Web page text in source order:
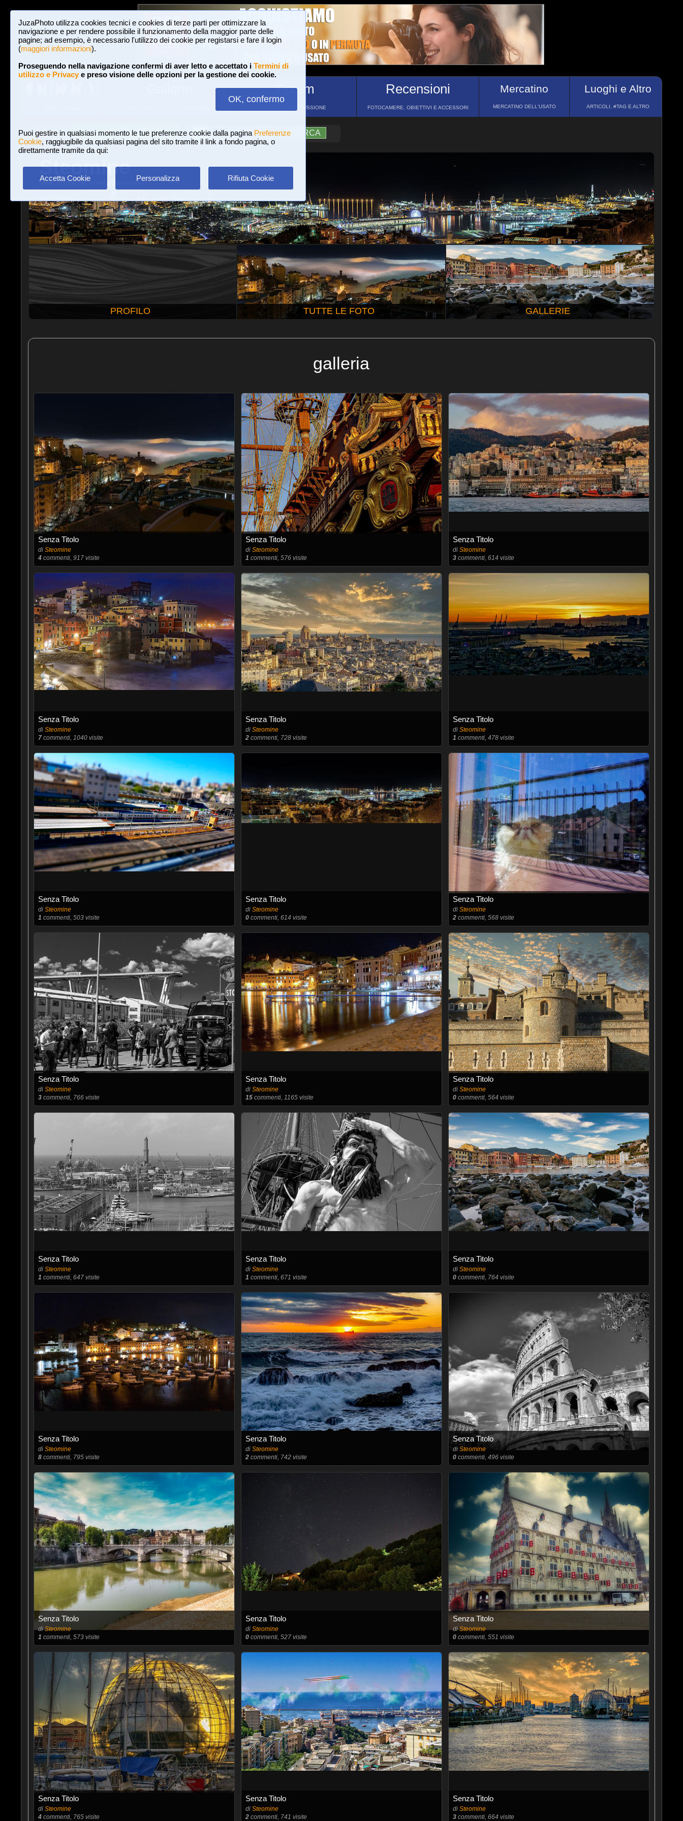
JuzaPhoto utilizza cookies tecnici e cookies di terze parti per ottimizzare la
navigazione e per rendere possibile il funzionamento della maggior parte delle
pagine; ad esempio, è necessario l'utilizzo dei cookie per registarsi e fare il login
(maggiori informazioni).
Proseguendo nella navigazione confermi di aver letto e accettato i Termini di
utilizzo e Privacye preso visione delle opzioni per la gestione dei cookie.
OK, confermo
Puoi gestire in qualsiasi momento le tue preferenze cookie dalla pagina Preferenze
Cookie, raggiugibile da qualsiasi pagina del sito tramite il link a fondo pagina, o
direttamente tramite da qui:
Accetta Cookie Personalizza Rifiuta Cookie
Forum
FORUM DI DISCUSSIONE
Recensioni
FOTOCAMERE, OBIETTIVI E ACCESSORI
Mercatino
MERCATINO DELL'USATO
Luoghi e Altro
ARTICOLI, #TAG E ALTRO
Login Iscriviti a JuzaPhoto! A A ?AIUTO RICERCA
Steomine
www.juzaphoto.com/p/Steomine
PROFILO TUTTE LE FOTO GALLERIE
galleria
Senza Titolo
di Steomine
4commenti, 917 visite
Senza Titolo
di Steomine
1 commenti, 576 visite
Senza Titolo
diSteomine
3 commenti, 614 visite
Senza Titolo
di Steomine
7commenti, 1040 visite
Senza Titolo
di Steomine
2commenti, 728 visite
Senza Titolo
diSteomine
1 commenti, 478 visite
Senza Titolo
di Steomine
1 commenti, 503 visite
Senza Titolo
di Steomine
0commenti, 614 visite
Senza Titolo
diSteomine
2 commenti, 568 visite
Senza Titolo
di Steomine
3commenti, 766 visite
Senza Titolo
di Steomine
15commenti, 1165 visite
Senza Titolo
diSteomine
0 commenti, 564 visite
Senza Titolo
di Steomine
1 commenti, 647 visite
Senza Titolo
di Steomine
1 commenti, 671 visite
Senza Titolo
diSteomine
0 commenti, 764 visite
Senza Titolo
di Steomine
8commenti, 795 visite
Senza Titolo
di Steomine
2commenti, 742 visite
Senza Titolo
diSteomine
0 commenti, 496 visite
Senza Titolo
diSteomine
1 commenti, 573 visite
Senza Titolo
di Steomine
0commenti, 527 visite
Senza Titolo
diSteomine
0 commenti, 551 visite
Senza Titolo
di Steomine
4commenti, 765 visite
Senza Titolo
di Steomine
2commenti, 741 visite
Senza Titolo
diSteomine
3 commenti, 664 visite